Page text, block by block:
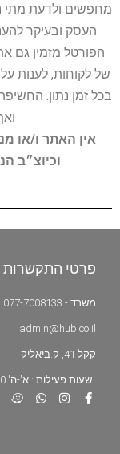
מחפשים ולדעת מתי
העסק ובעיקר
הפורטל מזמין גם
של לקוחות, לענות
בכל זמן נתון.
אין האתר ו/או
וכיוצ״ב
פרטי התקשרות
משרד - 077-7008133
admin@hub.co.il
קקל 41, ק.ביאליק
שעות פעילות : א'-ה' 8:00 - 19:00